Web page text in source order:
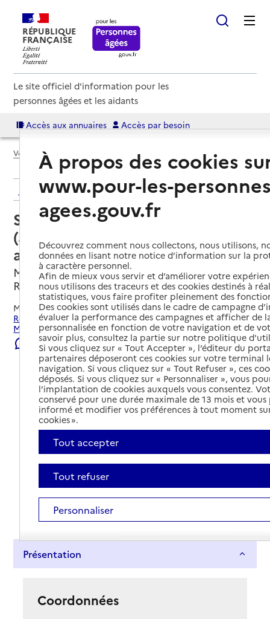
RÉPUBLIQUE
FRANÇAISE
Le site officiel d'information pour les
personnes âgées et les aidants
Accès aux annuaires Accès par besoin
Voir le fil d’Ariane
Retour aux résultats de l'annuaire
Service autonomie à domicile
(aide) – Services Aide et soutien
aux familles
Marseille 6e Arrondissement, BOUCHES-DU-
RHONE
Mis à jour le22/07/2026
Rechercher les établissements et services autour de
Marseille 6e Arrondissement.
Signaler une erreur
Présentation
Coordonnées
À propos des cookies
www.pour-les-
agees.gouv.fr
Découvrez comment nous collectons, nous utilisons,
données en lisant notre notice d’information sur la
à caractère personnel.
Afin de mieux vous servir et d’améliorer votre
nous utilisons des traceurs et des cookies destinés à
statistiques, vous faire profiter pleinement des
Des cookies sont utilisés dans le cadre de campagne
évaluer la performance des campagnes et afficher de
personnalisée en fonction de votre navigation et de
savoir plus, consultez la partie sur notre politique
Si vous cliquez sur « Tout Accepter », l’éditeur du
partenaires déposeront ces cookies sur votre terminal
navigation. Si vous cliquez sur « Tout Refuser », ces
déposés. Si vous cliquez sur « Personnaliser », vous
l’implantation de cookies auxquels vous consentez.
conservé pour une durée maximale de 13 mois et
informé et modifier vos préférences à tout moment
cookies ».
Tout accepter
Tout refuser
Personnaliser